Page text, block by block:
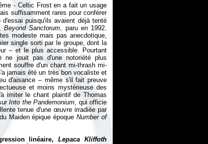
- Celtic Frost en a fait un usage
suffisamment rares pour conférer
puisqu'ils avaient déjà tenté
Beyond Sanctorum, paru en 1992.
modeste mais pas anecdotique,
single sorti par le groupe, dont la
– et le plus accessible. Pourtant
ne jouit pas d'une notoriété plus
souffre d'un chant mi-thrash mi-
jamais été un très bon vocaliste et
d'aisance – même s'il fait preuve
et moins mystérieuse des
imiter le chant plaintif de Thomas
Into the Pandemonium, qui officie
tenue d'une œuvre irradiée par
Maiden épique époqueNumber of
linéaire,Lepaca Kliffoth